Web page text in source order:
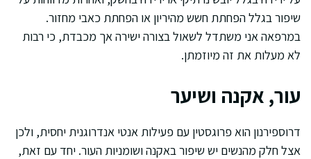
שיפור בגלל הפחתת חשש מהיריון או הפחתת כאבי מחזור.
במרפאה אני משתדל לשאול בצורה ישירה אך מכבדת, כי רבות
לא מעלות את זה מיוזמתן.
עור, אקנה ושיער
דרוספירנון הוא פרוגסטין עם פעילות אנטי אנדרוגנית יחסית, ולכן
אצל חלק מהנשים יש שיפור באקנה ושומניות העור. יחד עם זאת,